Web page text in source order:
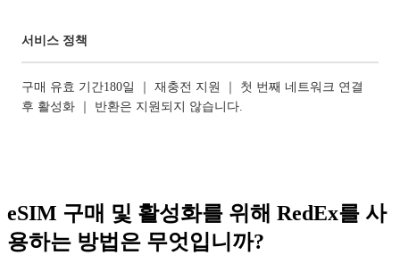
서비스 정책
구매 유효 기간180일 ｜ 재충전 지원 ｜ 첫 번째 네트워크 연결
후 활성화 ｜ 반환은 지원되지 않습니다.
eSIM 구매 및 활성화를 위해 RedEx를 사
용하는 방법은 무엇입니까?